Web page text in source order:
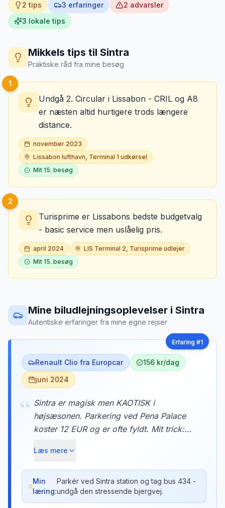
2 tips 3 erfaringer 2 advarsler
3 lokale tips
Mikkels tips til Sintra
Praktiske råd fra mine besøg
1
Undgå 2. Circular i Lissabon - CRIL og A8
er næsten altid hurtigere trods længere
distance.
november 2023
Lissabon lufthavn, Terminal 1 udkørsel
Mit 15. besøg
2
Turisprime er Lissabons bedste budgetvalg
- basic service men uslåelig pris.
april 2024
LIS Terminal 2, Turisprime udlejer
Mit 15. besøg
Mine biludlejningsoplevelser i Sintra
Autentiske erfaringer fra mine egne rejser
Erfaring #1
Renault Clio fra Europcar
156 kr/dag
juni 2024
“ Sintra er magisk men KAOTISK i
højsæsonen. Parkering ved Pena Palace
koster 12 EUR og er ofte fyldt. Mit trick:
den officielle bus 434 (5 EUR) til slottene.
Du undgår den smalle, snoede vej op ad
bjerget og slipper for at finde parkering.
Læs mere
Min
læring:
Parkér ved Sintra station og tag bus 434 -
undgå den stressende bjergvej.